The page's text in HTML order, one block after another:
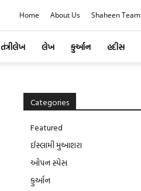
Home About Us Shaheen Team
તંત્રીલેખ લેખ કુર્આન હદીસ
Categories
Featured
ઈસ્લામી મુઆશરા
ઓપન સ્પેસ
કુર્આન